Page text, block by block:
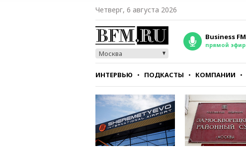
Четверг, 6 августа 2026
Москва
Business FM
прямой эфир
ИНТЕРВЬЮ ПОДКАСТЫ КОМПАНИИ
СТИЛЬ ТЕСТЫ